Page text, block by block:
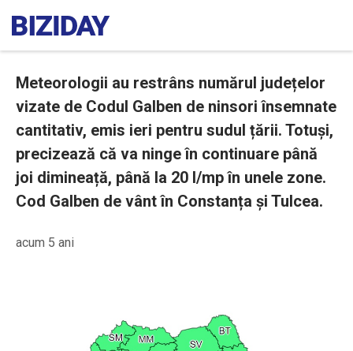
Meteorologii au restrâns numărul județelor
vizate de Codul Galben de ninsori însemnate
cantitativ, emis ieri pentru sudul țării. Totuși,
precizează că va ninge în continuare până
joi dimineață, până la 20 l/mp în unele zone.
Cod Galben de vânt în Constanța și Tulcea.
acum 5 ani